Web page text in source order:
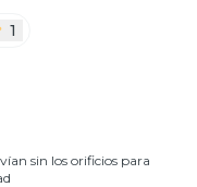
1
sin los orificios para